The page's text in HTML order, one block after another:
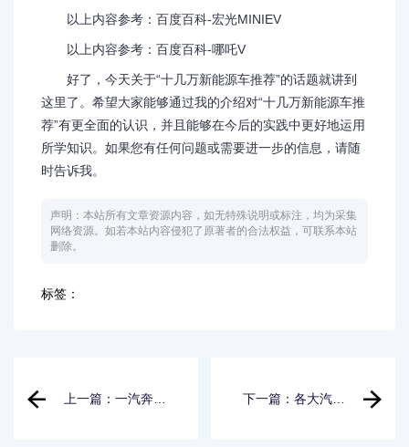
以上内容参考：百度百科-宏光MINIEV
以上内容参考：百度百科-哪吒V
好了，今天关于“十几万新能源车推荐”的话题就讲到
这里了。希望大家能够通过我的介绍对“十几万新能源车推
荐”有更全面的认识，并且能够在今后的实践中更好地运用
所学知识。如果您有任何问题或需要进一步的信息，请随
时告诉我。
声明：本站所有文章资源内容，如无特殊说明或标注，均为采集
网络资源。如若本站内容侵犯了原著者的合法权益，可联系本站
删除。
标签：
上一篇：一汽奔腾
下一篇：各大汽车